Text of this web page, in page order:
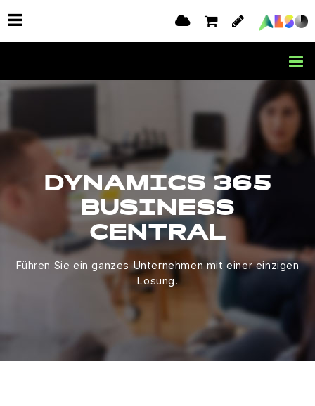
DYNAMICS 365
BUSINESS
CENTRAL
Führen Sie ein ganzes Unternehmen mit einer einzigen
Lösung.